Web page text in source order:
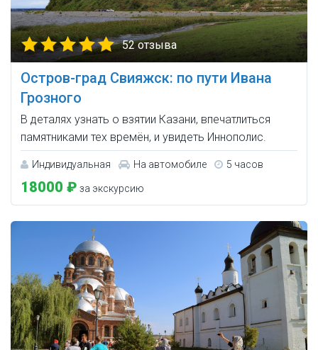
52 отзыва
Остров-град Свияжск: по пути Ивана
Грозного
В деталях узнать о взятии Казани, впечатлиться
памятниками тех времён, и увидеть Иннополис.
Индивидуальная На автомобиле 5 часов
18000 ₽ за экскурсию